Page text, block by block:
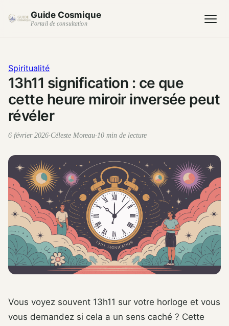
Guide Cosmique
Portail de consultation
Spiritualité
13h11 signification : ce que
cette heure miroir inversée peut
révéler
6 février 2026·Céleste Moreau·10 min de lecture
Vous voyez souvent 13h11 sur votre horloge et vous
vous demandez si cela a un sens caché ? Cette